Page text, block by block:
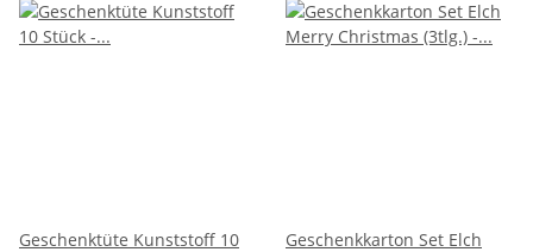
Geschenktüte Kunststoff 10
Geschenkkarton Set Elch